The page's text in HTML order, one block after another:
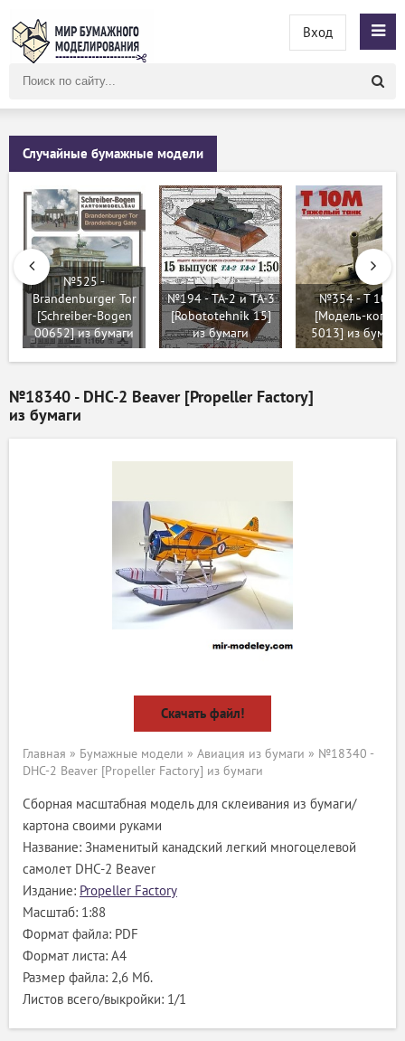
сайту
Вход
Случайные бумажные модели
№525 -
Brandenburger Tor
[Schreiber-Bogen
00652] из бумаги
№194 - ТА-2 и ТА-3
[Robototehnik 15]
из бумаги
№354 - T 10м
[Модель-копия
5013] из бумаги
№18340 - DHC-2 Beaver [Propeller Factory]
из бумаги
Скачать файл!
Главная » Бумажные модели » Авиация из бумаги » №18340 -
DHC-2 Beaver [Propeller Factory] из бумаги
Сборная масштабная модель для склеивания из бумаги/
картона своими руками
Название: Знаменитый канадский легкий многоцелевой
самолет DHC-2 Beaver
Издание: Propeller Factory
Масштаб: 1:88
Формат файла: PDF
Формат листа: А4
Размер файла: 2,6 Мб.
Листов всего/выкройки: 1/1